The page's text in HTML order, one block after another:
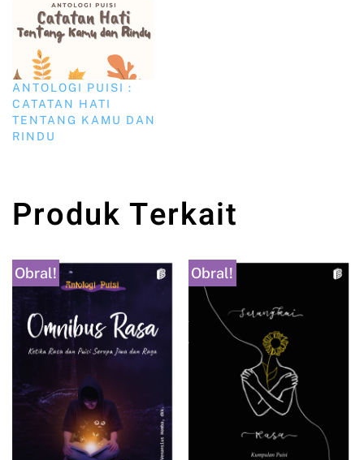
ANTOLOGI PUISI :
CATATAN HATI
TENTANG KAMU DAN
RINDU
Produk Terkait
Obral! Obral!